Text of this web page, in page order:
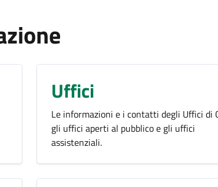
Uffici
Le informazioni e i contatti degli Uffici di
gli uffici aperti al pubblico e gli uffici
assistenziali.